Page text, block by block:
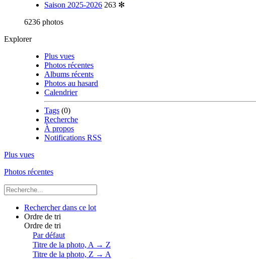
Saison 2025-2026 263 ✻
6236 photos
Explorer
Plus vues
Photos récentes
Albums récents
Photos au hasard
Calendrier
Tags (0)
Recherche
À propos
Notifications RSS
Plus vues
Photos récentes
Rechercher dans ce lot
Ordre de tri
Ordre de tri
Par défaut
Titre de la photo, A → Z
Titre de la photo, Z → A